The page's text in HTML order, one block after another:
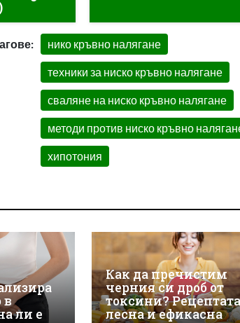
нико кръвно налягане
техники за ниско кръвно налягане
сваляне на ниско кръвно налягане
методи против ниско кръвно
хипотония
в
ли е
Как да пречистим
черния си дроб от
токсини?
лесна и ефикасна